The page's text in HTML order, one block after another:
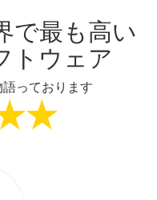
で最も高い
トウェア
っております